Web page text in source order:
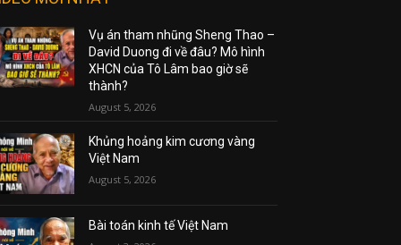
Vụ án tham nhũng Sheng Thao –
David Duong đi về đâu? Mô hình
XHCN của Tô Lâm bao giờ sẽ
thành?
August 5, 2026
Khủng hoảng kim cương vàng
Việt Nam
August 5, 2026
Bài toán kinh tế Việt Nam